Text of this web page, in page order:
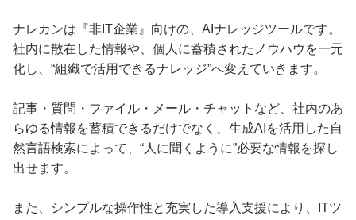
ナレカンは『非IT企業』向けの、AIナレッジツールです。
社内に散在した情報や、個人に蓄積されたノウハウを一元
化し、“組織で活用できるナレッジ”へ変えていきます。
記事・質問・ファイル・メール・チャットなど、社内のあ
らゆる情報を蓄積できるだけでなく、生成AIを活用した自
然言語検索によって、“人に聞くように”必要な情報を探し
出せます。
また、シンプルな操作性と充実した導入支援により、ITツ